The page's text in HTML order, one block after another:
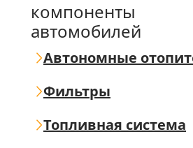
компоненты
автомобилей
Автономные
Фильтры
Топливная система